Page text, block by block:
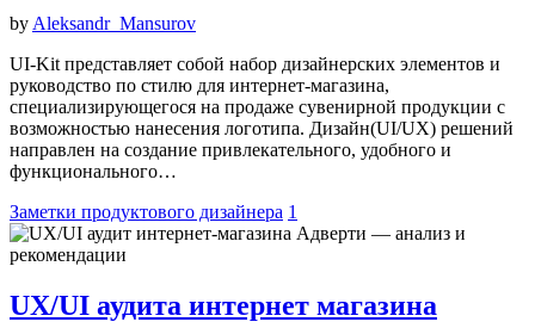
by Aleksandr_Mansurov
UI-Kit представляет собой набор дизайнерских элементов и
руководство по стилю для интернет-магазина,
специализирующегося на продаже сувенирной продукции с
возможностью нанесения логотипа. Дизайн(UI/UX) решений
направлен на создание привлекательного, удобного и
функционального…
Заметки продуктового дизайнера 1
UX/UI аудита интернет магазина